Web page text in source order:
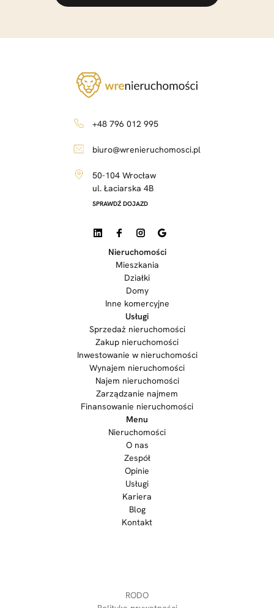
+48 796 012 995
biuro@wrenieruchomosci.pl
50-104 Wrocław
ul. Łaciarska 4B
SPRAWDŹ DOJAZD
Nieruchomości
Mieszkania
Działki
Domy
Inne komercyjne
Usługi
Sprzedaż nieruchomości
Zakup nieruchomości
Inwestowanie w nieruchomości
Wynajem nieruchomości
Najem nieruchomości
Zarządzanie najmem
Finansowanie nieruchomości
Menu
Nieruchomości
O nas
Zespół
Opinie
Usługi
Kariera
Blog
Kontakt
RODO